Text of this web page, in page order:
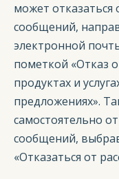
может
сообщений,
электронной
пометкой «Отказ
продуктах и
предложениях».
самостоятельно
сообщений,
«Отказаться от